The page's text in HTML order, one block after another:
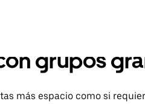
grupos
más espacio como si